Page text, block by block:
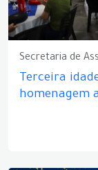
Secretaria de
Terceira
homenagem